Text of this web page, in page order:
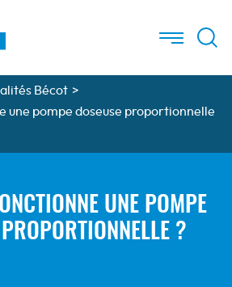
Passer
contenu
Menu
principal
Menu
Bécot >
une pompe doseuse proportionnelle
UNE POMPE
PROPORTIONNELLE ?